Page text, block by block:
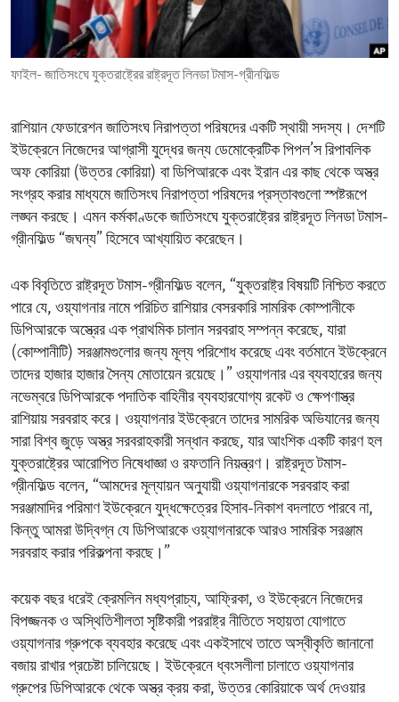
ENVIRONMENT AND HEALTH
IDEALS AND INSTITUTIONS
ফাইল- জাতিসংঘে যুক্তরাষ্ট্রের রাষ্ট্রদূত লিনডা টমাস-গ্রীনফিল্ড
রাশিয়ান ফেডারেশন জাতিসংঘ নিরাপত্তা পরিষদের একটি স্থায়ী সদস্য। দেশটি
ইউক্রেনে নিজেদের আগ্রাসী যুদ্ধের জন্য ডেমোক্রেটিক পিপল’স রিপাবলিক
অফ কোরিয়া (উত্তর কোরিয়া) বা ডিপিআরকে এবং ইরান এর কাছ থেকে অস্ত্র
সংগ্রহ করার মাধ্যমে জাতিসংঘ নিরাপত্তা পরিষদের প্রস্তাবগুলো স্পষ্টরূপে
লঙ্ঘন করছে। এমন কর্মকাণ্ডকে জাতিসংঘে যুক্তরাষ্ট্রের রাষ্ট্রদূত লিনডা টমাস-
গ্রীনফিল্ড “জঘন্য” হিসেবে আখ্যায়িত করেছেন।
এক বিবৃতিতে রাষ্ট্রদূত টমাস-গ্রীনফিল্ড বলেন, “যুক্তরাষ্ট্র বিষয়টি নিশ্চিত করতে
পারে যে, ওয়্যাগনার নামে পরিচিত রাশিয়ার বেসরকারি সামরিক কোম্পানীকে
ডিপিআরকে অস্ত্রের এক প্রাথমিক চালান সরবরাহ সম্পন্ন করেছে, যারা
(কোম্পানীটি) সরঞ্জামগুলোর জন্য মূল্য পরিশোধ করেছে এবং বর্তমানে ইউক্রেনে
তাদের হাজার হাজার সৈন্য মোতায়েন রয়েছে।” ওয়্যাগনার এর ব্যবহারের জন্য
নভেম্বরে ডিপিআরকে পদাতিক বাহিনীর ব্যবহারযোগ্য রকেট ও ক্ষেপণাস্ত্র
রাশিয়ায় সরবরাহ করে। ওয়্যাগনার ইউক্রেনে তাদের সামরিক অভিযানের জন্য
সারা বিশ্ব জুড়ে অস্ত্র সরবরাহকারী সন্ধান করছে, যার আংশিক একটি কারণ হল
যুক্তরাষ্ট্রের আরোপিত নিষেধাজ্ঞা ও রফতানি নিয়ন্ত্রণ। রাষ্ট্রদূত টমাস-
গ্রীনফিল্ড বলেন, “আমদের মূল্যায়ন অনুযায়ী ওয়্যাগনারকে সরবরাহ করা
সরঞ্জামাদির পরিমাণ ইউক্রেনে যুদ্ধক্ষেত্রের হিসাব-নিকাশ বদলাতে পারবে না,
কিন্তু আমরা উদ্বিগ্ন যে ডিপিআরকে ওয়্যাগনারকে আরও সামরিক সরঞ্জাম
সরবরাহ করার পরিকল্পনা করছে।”
কয়েক বছর ধরেই ক্রেমলিন মধ্যপ্রাচ্য, আফ্রিকা, ও ইউক্রেনে নিজেদের
বিপজ্জনক ও অস্থিতিশীলতা সৃষ্টিকারী পররাষ্ট্র নীতিতে সহায়তা যোগাতে
ওয়্যাগনার গ্রুপকে ব্যবহার করেছে এবং একইসাথে তাতে অস্বীকৃতি জানানো
বজায় রাখার প্রচেষ্টা চালিয়েছে। ইউক্রেনে ধ্বংসলীলা চালাতে ওয়্যাগনার
গ্রুপের ডিপিআরকে থেকে অস্ত্র ক্রয় করা, উত্তর কোরিয়াকে অর্থ দেওয়ার